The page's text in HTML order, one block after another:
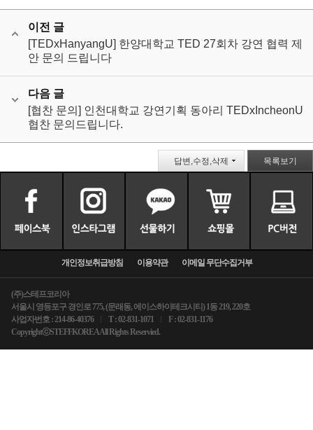
이전 글
[TEDxHanyangU] 한양대학교 TED 27회차 강연 협력 제
안 문의 드립니다
다음 글
[협찬 문의] 인천대학교 강연기획 동아리 TEDxIncheonU
협찬 문의드립니다.
답변,수정,삭제 목록보기
개인정보취급방침 이용약관 이메일 무단수집거부
(주)스테프코리아
서울시 영등포구 경인로 775, (문래동, 에이스하이테크시티) 1동 219, 220호
사업자번호 : 214-86-40376
T : 02-831-1071
F : 02-831-1176
CopyrightⓒSTEFFKOREA All Rights Reservied.